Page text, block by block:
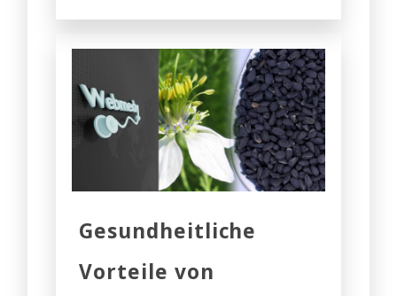
Gesundheitliche
Vorteile von